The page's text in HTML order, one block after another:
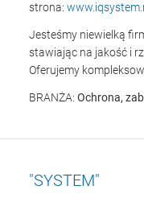
strona:
Jesteśmy niewielką
stawiając na jakość i
Oferujemy
BRANŻA: Ochrona,
"SYSTEM"